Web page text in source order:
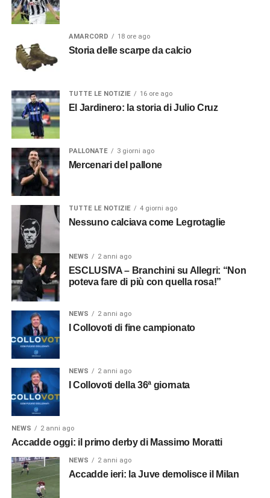
AMARCORD 18 ore ago
Storia delle scarpe da calcio
TUTTE LE NOTIZIE 16 ore ago
El Jardinero: la storia di Julio Cruz
PALLONATE 3 giorni ago
Mercenari del pallone
TUTTE LE NOTIZIE 4 giorni ago
Nessuno calciava come Legrotaglie
NEWS 2 anni ago
ESCLUSIVA – Branchini su Allegri: “Non
poteva fare di più con quella rosa!”
NEWS 2 anni ago
I Collovoti di fine campionato
NEWS 2 anni ago
I Collovoti della 36ª giornata
NEWS 2 anni ago
Accadde oggi: il primo derby di Massimo Moratti
NEWS 2 anni ago
Accadde ieri: la Juve demolisce il Milan